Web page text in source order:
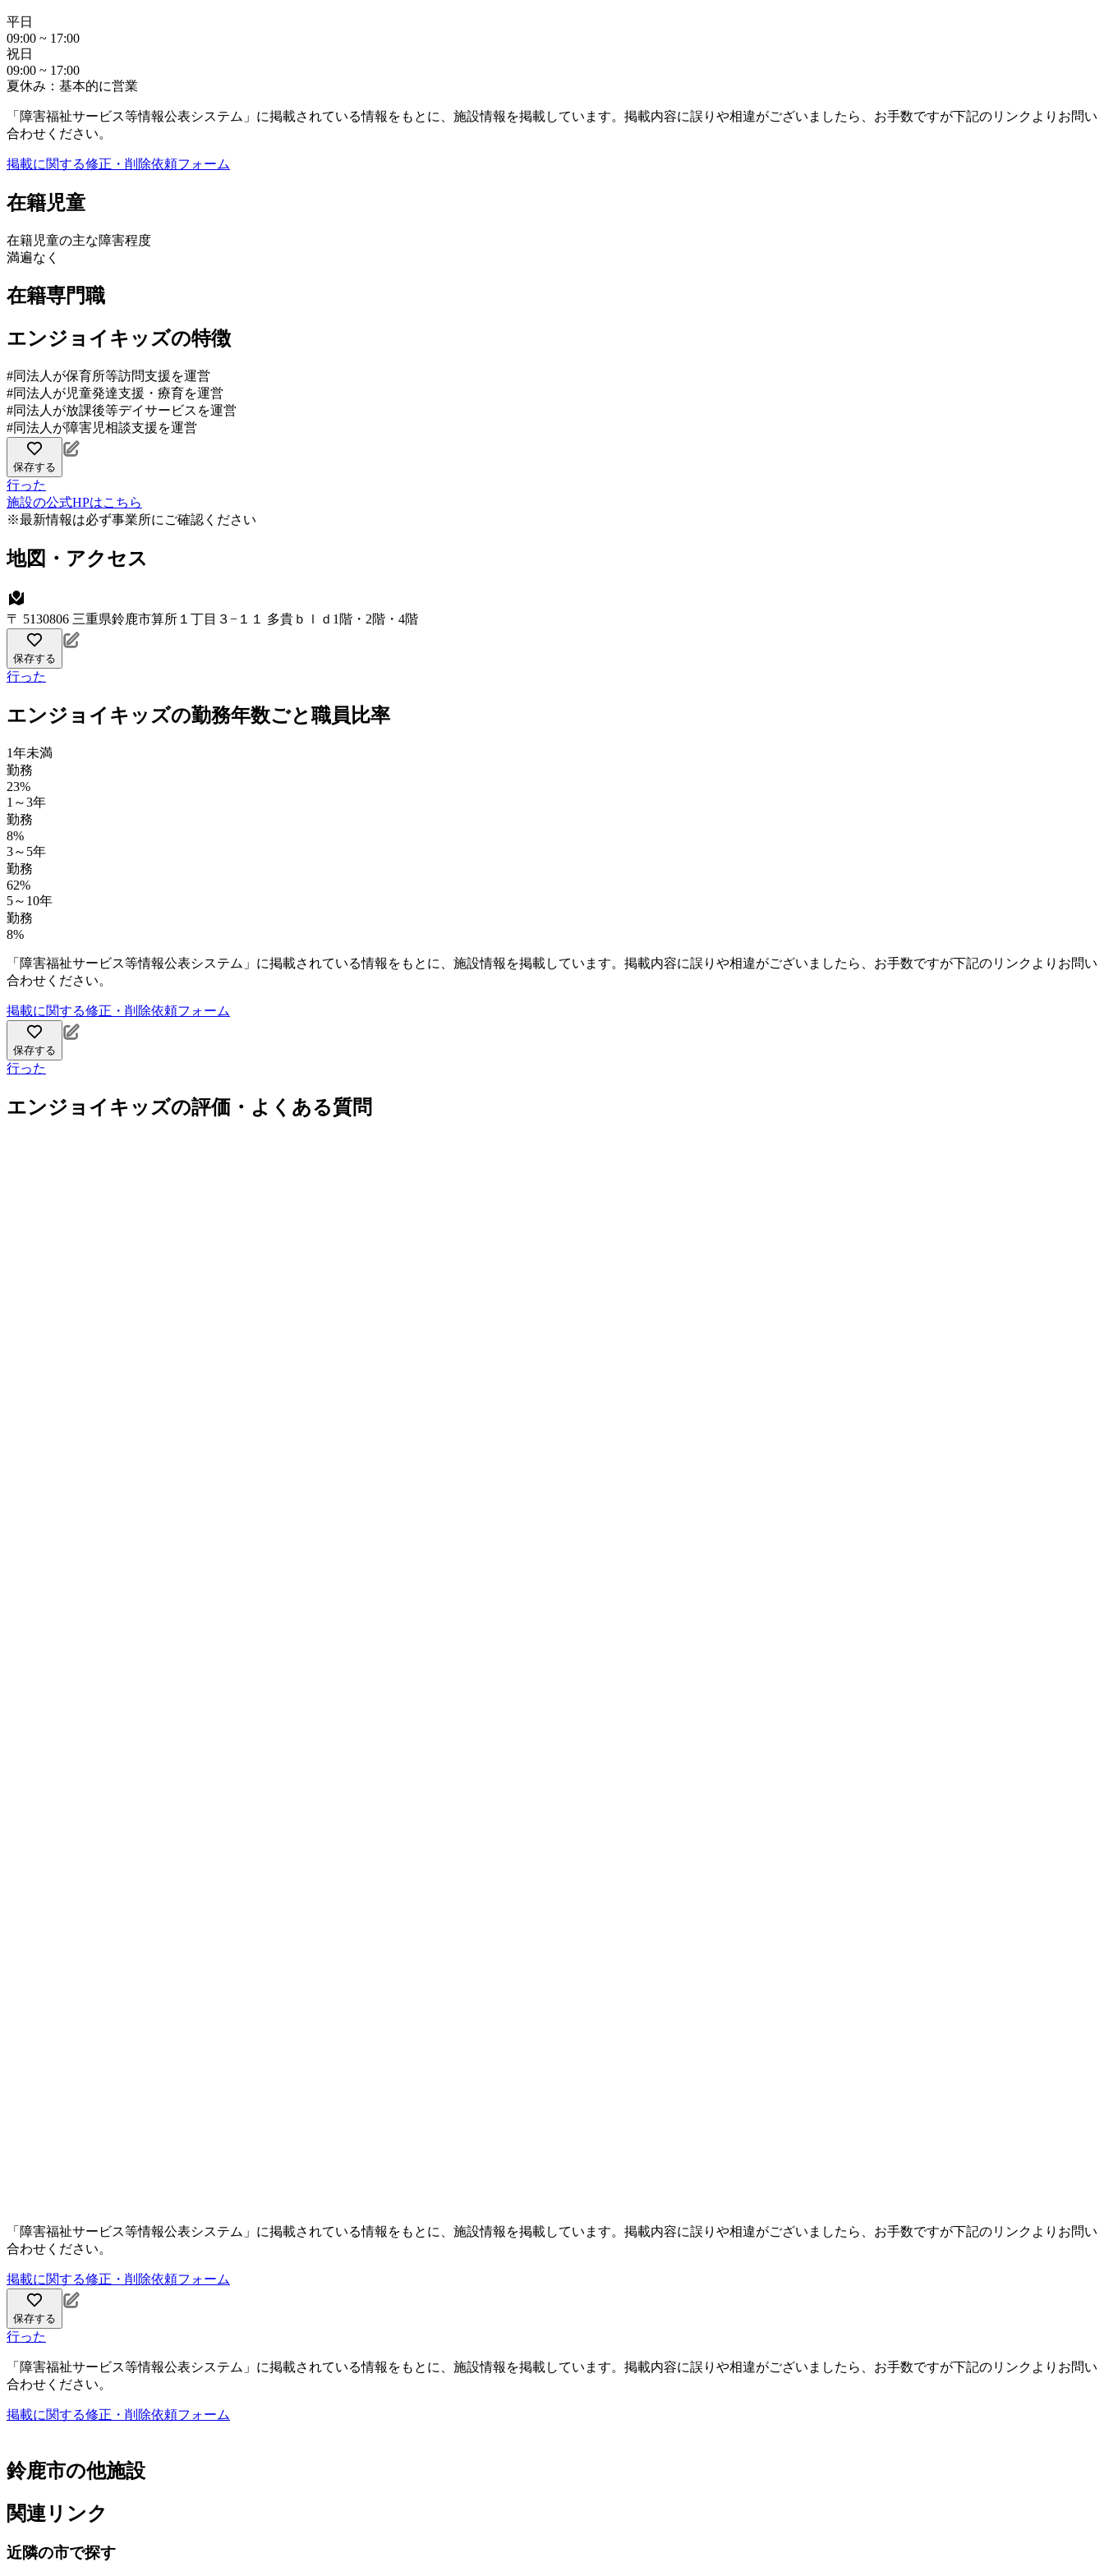
平日
09:00 ~ 17:00
祝日
09:00 ~ 17:00
夏休み：基本的に営業
「障害福祉サービス等情報公表システム」に掲載されている情報をもとに、施設情報を掲載しています。掲載内容に誤りや相違がございましたら、お手数ですが下記のリンクよりお問い
合わせください。
掲載に関する修正・削除依頼フォーム
在籍児童
在籍児童の主な障害程度
満遍なく
在籍専門職
エンジョイキッズの特徴
#同法人が保育所等訪問支援を運営
#同法人が児童発達支援・療育を運営
#同法人が放課後等デイサービスを運営
#同法人が障害児相談支援を運営
保存する
行った
施設の公式HPはこちら
※最新情報は必ず事業所にご確認ください
地図・アクセス
〒 5130806 三重県鈴鹿市算所１丁目３−１１ 多貴ｂｌｄ1階・2階・4階
保存する
行った
エンジョイキッズの勤務年数ごと職員比率
1年未満
勤務
23%
1～3年
勤務
8%
3～5年
勤務
62%
5～10年
勤務
8%
「障害福祉サービス等情報公表システム」に掲載されている情報をもとに、施設情報を掲載しています。掲載内容に誤りや相違がございましたら、お手数ですが下記のリンクよりお問い
合わせください。
掲載に関する修正・削除依頼フォーム
保存する
行った
エンジョイキッズの評価・よくある質問
「障害福祉サービス等情報公表システム」に掲載されている情報をもとに、施設情報を掲載しています。掲載内容に誤りや相違がございましたら、お手数ですが下記のリンクよりお問い
合わせください。
掲載に関する修正・削除依頼フォーム
保存する
行った
「障害福祉サービス等情報公表システム」に掲載されている情報をもとに、施設情報を掲載しています。掲載内容に誤りや相違がございましたら、お手数ですが下記のリンクよりお問い
合わせください。
掲載に関する修正・削除依頼フォーム
鈴鹿市の他施設
関連リンク
近隣の市で探す